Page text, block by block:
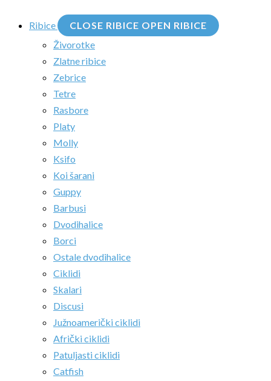
Ribice CLOSE RIBICE OPEN RIBICE
Živorotke
Zlatne ribice
Zebrice
Tetre
Rasbore
Platy
Molly
Ksifo
Koi šarani
Guppy
Barbusi
Dvodihalice
Borci
Ostale dvodihalice
Ciklidi
Skalari
Discusi
Južnoamerički ciklidi
Afrički ciklidi
Patuljasti ciklidi
Catfish